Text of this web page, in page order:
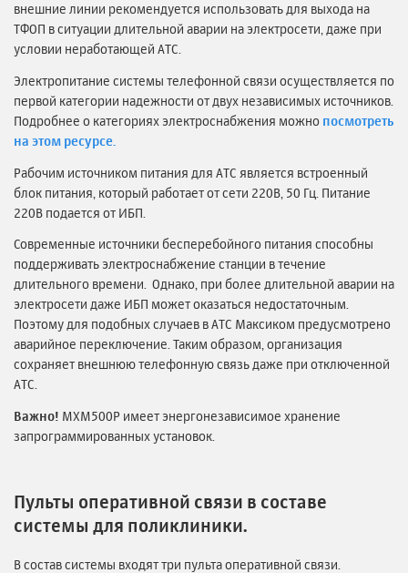
внешние линии рекомендуется использовать для выхода на
ТФОП в ситуации длительной аварии на электросети, даже при
условии неработающей АТС.
Электропитание системы телефонной связи осуществляется по
первой категории надежности от двух независимых источников.
Подробнее о категориях электроснабжения можно посмотреть
на этом ресурсе.
Рабочим источником питания для АТС является встроенный
блок питания, который работает от сети 220В, 50 Гц. Питание
220В подается от ИБП.
Современные источники бесперебойного питания способны
поддерживать электроснабжение станции в течение
длительного времени. Однако, при более длительной аварии на
электросети даже ИБП может оказаться недостаточным.
Поэтому для подобных случаев в АТС Максиком предусмотрено
аварийное переключение. Таким образом, организация
сохраняет внешнюю телефонную связь даже при отключенной
АТС.
Важно! MXM500P имеет энергонезависимое хранение
запрограммированных установок.
Пульты оперативной связи в составе
системы для поликлиники.
В состав системы входят три пульта оперативной связи.